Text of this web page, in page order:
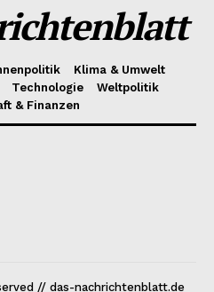
Klima & Umwelt
Technologie
Weltpolitik
& Finanzen
// das-nachrichtenblatt.de